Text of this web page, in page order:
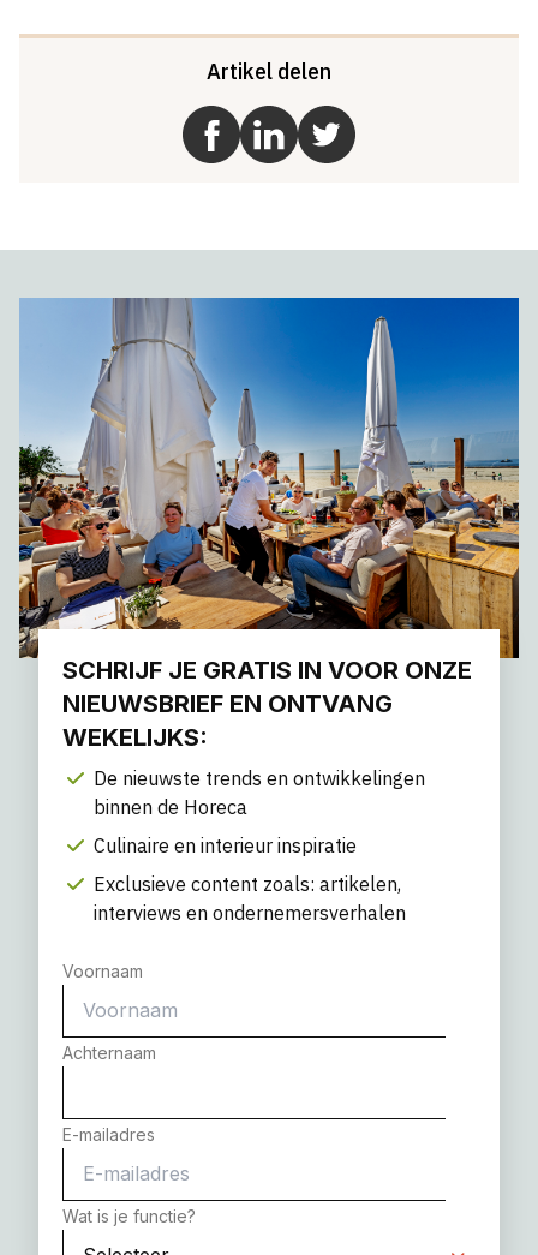
Artikel delen
SCHRIJF JE GRATIS IN VOOR ONZE
NIEUWSBRIEF EN ONTVANG
WEKELIJKS:
De nieuwste trends en ontwikkelingen
binnen de Horeca
Culinaire en interieur inspiratie
Exclusieve content zoals: artikelen,
interviews en ondernemersverhalen
Voornaam
Achternaam
E-mailadres
Wat is je functie?